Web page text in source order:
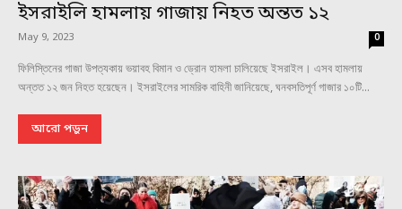
ইসরাইলি হামলায় গাজায় নিহত অন্তত ১২
May 9, 2023 0
ফিলিস্তিনের গাজা উপত্যকায় ভয়াবহ বিমান ও ড্রোন হামলা চালিয়েছে ইসরাইল। এসব হামলায়
অন্তত ১২ জন নিহত হয়েছেন। ইসরাইলের সামরিক বাহিনী জানিয়েছে, ঘনবসতিপূর্ণ গাজার ১০টি...
আরো পড়ুন